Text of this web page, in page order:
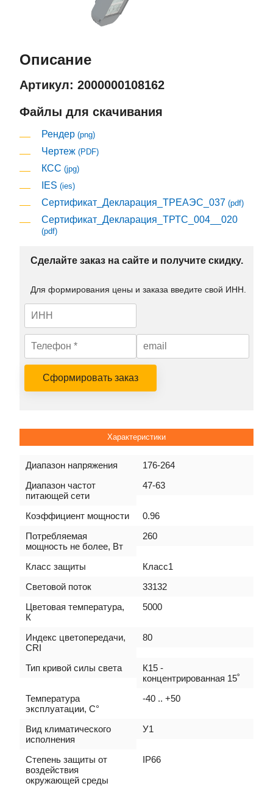
Описание
Артикул: 2000000108162
Файлы для скачивания
Рендер (png)
Чертеж (PDF)
КСС (jpg)
IES (ies)
Сертификат_Декларация_ТРЕАЭС_037 (pdf)
Сертификат_Декларация_ТРТС_004__020
(pdf)
Сделайте заказ на сайте и получите скидку.
Для формирования цены и заказа введите свой ИНН.
Сформировать заказ
Характеристики
Диапазон напряжения
176-264
Диапазон частот
питающей сети
47-63
Коэффициент мощности
0.96
Потребляемая
мощность не более, Вт
260
Класс защиты
Класс1
Световой поток
33132
Цветовая температура,
К
5000
Индекс цветопередачи,
CRI
80
Тип кривой силы света
К15 -
концентрированная 15˚
Температура
эксплуатации, C°
-40 .. +50
Вид климатического
исполнения
У1
Степень защиты от
воздействия
окружающей среды
IP66